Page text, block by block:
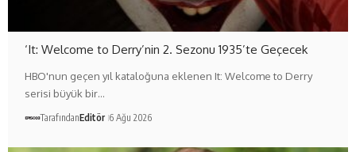
‘It: Welcome to Derry’nin 2. Sezonu 1935’te Geçecek
HBO'nun geçen yıl kataloğuna eklenen It: Welcome to Derry
serisi büyük bir…
TarafındanEditör 6 Ağu 2026